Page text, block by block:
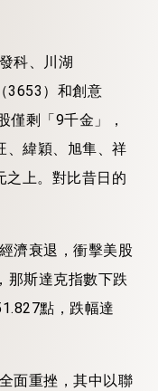
科、川湖
3653）和創意
僅剩「9千金」，
、緯穎、旭隼、祥
之上。對比昔日的
濟衰退，衝擊美股
那斯達克指數下跌
點，跌幅達
面重挫，其中以聯